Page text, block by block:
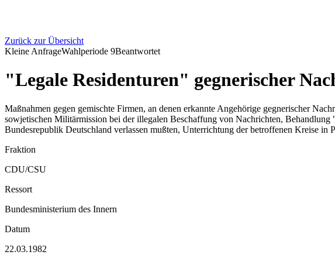
Zurück zur Übersicht
Kleine AnfrageWahlperiode 9Beantwortet
"Legale Residenturen" gegnerischer
Maßnahmen gegen gemischte Firmen, an denen erkannte Angehörige gegnerischer
sowjetischen Militärmission bei der illegalen Beschaffung von Nachrichten,
Bundesrepublik Deutschland verlassen mußten, Unterrichtung der betroffenen Kreise in
Fraktion
CDU/CSU
Ressort
Bundesministerium des Innern
Datum
22.03.1982